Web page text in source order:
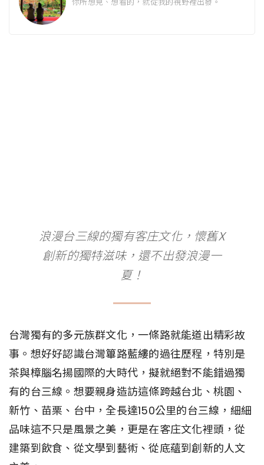
浪漫台三線的獨有客庄文化，懷舊X
創新的獨特滋味，還不出發浪漫一
夏！
台灣獨有的多元族群文化，一條路就能道出精彩故
事。想好好認識台灣篳路藍縷的過往歷程，特別是
茶與樟腦名揚國際的大時代，擬就絕對不能錯過獨
有的台三線。想要親身造訪這條跨越台北、桃園、
新竹、苗栗、台中，全長達150公里的台三線，細細
品味這不只是風景之美，更是在客庄文化裡頭，從
建築到飲食、從文學到藝術、從底蘊到創新的人文